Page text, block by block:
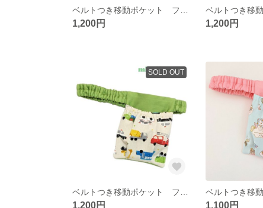
1,200円 1,200円
SOLD OUT
1,200円 1,100円